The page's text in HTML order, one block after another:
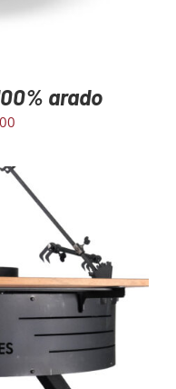
arado
/ DETAILS